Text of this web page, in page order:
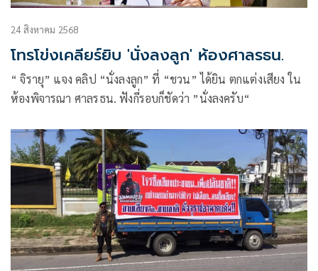
24 สิงหาคม 2568
โทรโข่งเคลียร์ยิบ 'นั่งลงลูก' ห้องศาลรธน.
“ จิรายุ” แจง คลิป “นั่งลงลูก” ที่ “ชวน” ได้ยิน ตกแต่งเสียง ใน
ห้องพิจารณา ศาลรธน. ฟังกี่รอบก็ชัดว่า ”นั่งลงครับ“